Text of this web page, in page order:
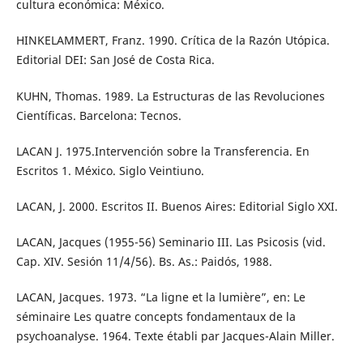
cultura económica: México.
HINKELAMMERT, Franz. 1990. Crítica de la Razón Utópica.
Editorial DEI: San José de Costa Rica.
KUHN, Thomas. 1989. La Estructuras de las Revoluciones
Científicas. Barcelona: Tecnos.
LACAN J. 1975.Intervención sobre la Transferencia. En
Escritos 1. México. Siglo Veintiuno.
LACAN, J. 2000. Escritos II. Buenos Aires: Editorial Siglo XXI.
LACAN, Jacques (1955-56) Seminario III. Las Psicosis (vid.
Cap. XIV. Sesión 11/4/56). Bs. As.: Paidós, 1988.
LACAN, Jacques. 1973. “La ligne et la lumière”, en: Le
séminaire Les quatre concepts fondamentaux de la
psychoanalyse. 1964. Texte établi par Jacques-Alain Miller.